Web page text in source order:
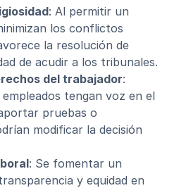
: Al permitir un
los conflictos
la resolución de
de acudir a los tribunales.
del trabajador:
tengan voz en el
pruebas o
modificar la decisión
: Se fomentar un
y equidad en